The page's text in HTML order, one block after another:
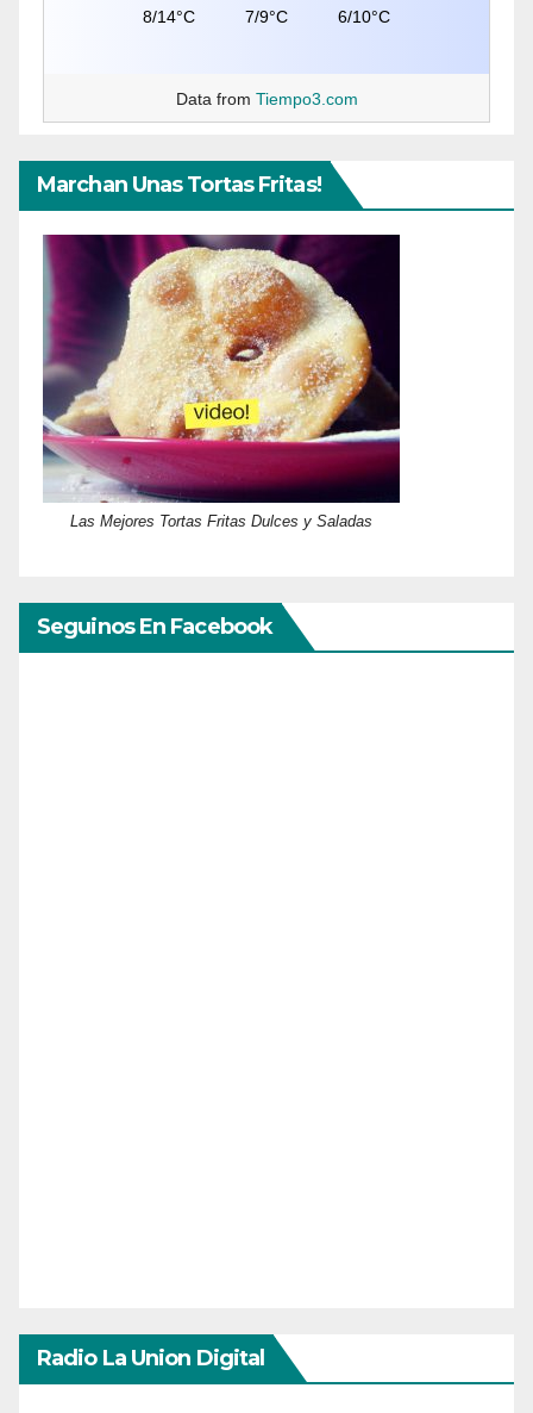
8/14°C 7/9°C 6/10°C
Data from Tiempo3.com
Marchan Unas Tortas Fritas!
Las Mejores Tortas Fritas Dulces y Saladas
Seguinos En Facebook
Radio La Union Digital